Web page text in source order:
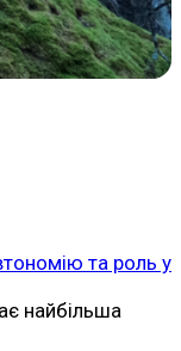
та роль у
найбільша